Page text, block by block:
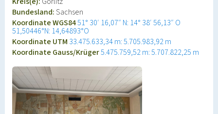
Bundesland:Sachsen
Koordinate WGS8451° 30′ 16,07″ N: 14° 38′ 56,13″ O
51,50446°N: 14,64893°O
Koordinate UTM 33.475.633,34 m: 5.705.983,92 m
Koordinate Gauss/Krüger5.475.759,52 m: 5.707.822,25 m